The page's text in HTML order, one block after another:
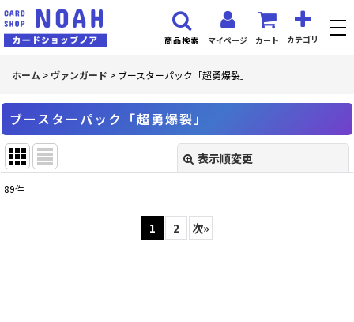
マイページ カート カテゴリ
商品検索
ホーム > ヴァンガード > ブースターパック「超勇爆裂」
ブースターパック「超勇爆裂」
表示順変更
89件
1 2 次»